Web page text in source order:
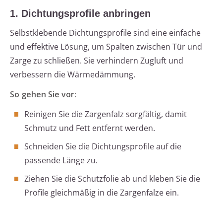
1. Dichtungsprofile anbringen
Selbstklebende Dichtungsprofile sind eine einfache
und effektive Lösung, um Spalten zwischen Tür und
Zarge zu schließen. Sie verhindern Zugluft und
verbessern die Wärmedämmung.
So gehen Sie vor:
Reinigen Sie die Zargenfalz sorgfältig, damit
Schmutz und Fett entfernt werden.
Schneiden Sie die Dichtungsprofile auf die
passende Länge zu.
Ziehen Sie die Schutzfolie ab und kleben Sie die
Profile gleichmäßig in die Zargenfalze ein.